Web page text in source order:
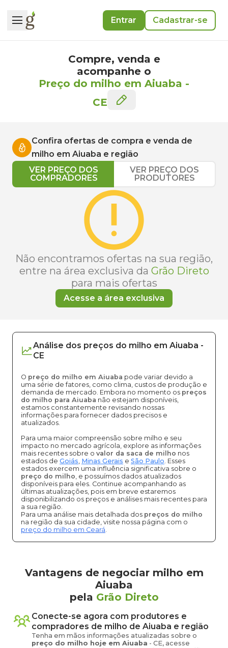
Entrar Cadastrar-se
Compre, venda e
acompanhe o
Preço do milho em Aiuaba -
CE
Confira ofertas de compra e venda de
milho em Aiuaba e região
VER PREÇO DOS
COMPRADORES
VER PREÇO DOS
PRODUTORES
Não encontramos ofertas na sua região,
entre na área exclusiva da Grão Direto
para mais ofertas
Acesse a área exclusiva
Análise dos preços do milho em Aiuaba -
CE
O preço do milho em Aiuaba pode variar devido a
uma série de fatores, como clima, custos de produção e
demanda de mercado. Embora no momento os preços
do milho para Aiuaba não estejam disponíveis,
estamos constantemente revisando nossas
informações para fornecer dados precisos e
atualizados.
Para uma maior compreensão sobre milho e seu
impacto no mercado agrícola, explore as informações
mais recentes sobre o valor da saca de milho nos
estados de Goiás, Minas Gerais e São Paulo. Esses
estados exercem uma influência significativa sobre o
preço do milho, e possuímos dados atualizados
disponíveis para eles. Continue acompanhando as
últimas atualizações, pois em breve estaremos
disponibilizando os preços e análises mais recentes para
a sua região.
Para uma análise mais detalhada dos preços do milho
na região da sua cidade, visite nossa página com o
preço do milho em Ceará.
Vantagens de negociar milho em
Aiuaba
pela Grão Direto
Conecte-se agora com produtores e
compradores de milho de Aiuaba e região
Tenha em mãos informações atualizadas sobre o
preço do milho hoje em Aiuaba - CE, acesse